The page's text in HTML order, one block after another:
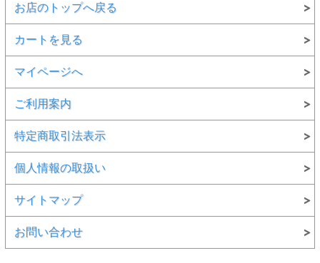
お店のトップへ戻る
カートを見る
マイページへ
ご利用案内
特定商取引法表示
個人情報の取扱い
サイトマップ
お問い合わせ